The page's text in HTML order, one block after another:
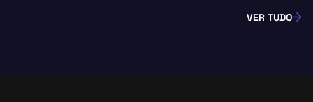
VER TUDO